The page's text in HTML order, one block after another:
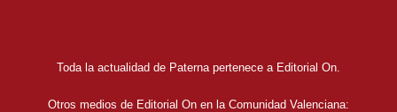
Toda la actualidad de Paterna pertenece a Editorial On.
Otros medios de Editorial On en la Comunidad Valenciana: